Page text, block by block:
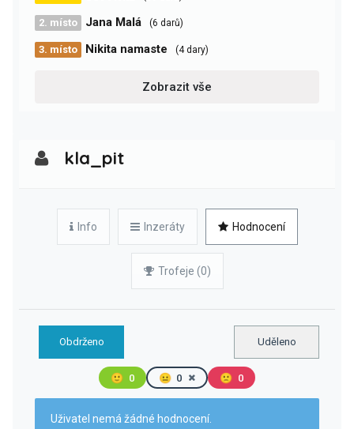
2. místo Jana Malá (6 darů)
3. místo Nikita namaste (4 dary)
Zobrazit vše
kla_pit
Info Inzeráty Hodnocení
Trofeje (0)
Obdrženo Uděleno
🙂 0 😐 0 🙁 0
Uživatel nemá žádné hodnocení.